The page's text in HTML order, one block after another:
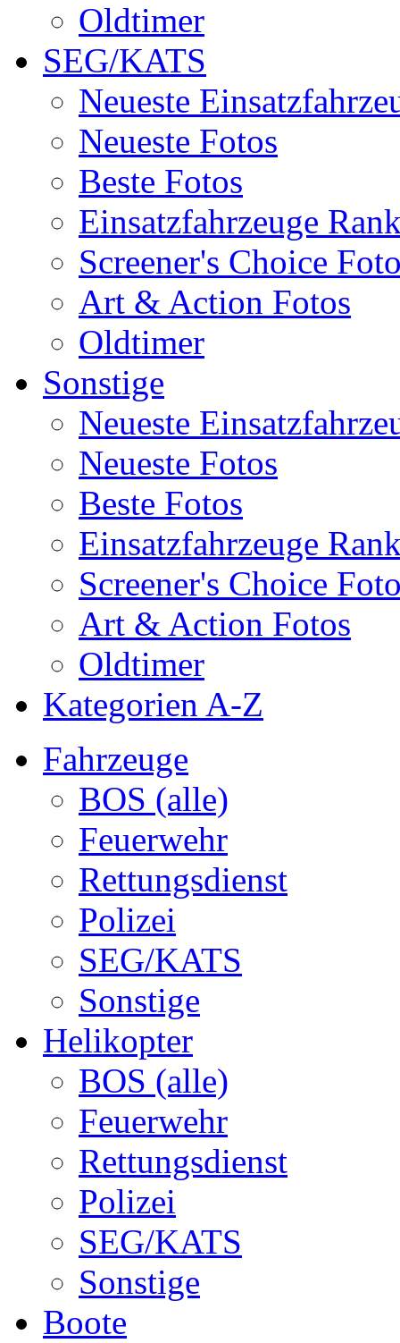
Oldtimer
SEG/KATS
Neueste
Neueste Fotos
Beste Fotos
Einsatzfahrzeuge
Screener's Choice
Art & Action Fotos
Oldtimer
Sonstige
Neueste
Neueste Fotos
Beste Fotos
Einsatzfahrzeuge
Screener's Choice
Art & Action Fotos
Oldtimer
Kategorien A-Z
Fahrzeuge
BOS (alle)
Feuerwehr
Rettungsdienst
Polizei
SEG/KATS
Sonstige
Helikopter
BOS (alle)
Feuerwehr
Rettungsdienst
Polizei
SEG/KATS
Sonstige
Boote